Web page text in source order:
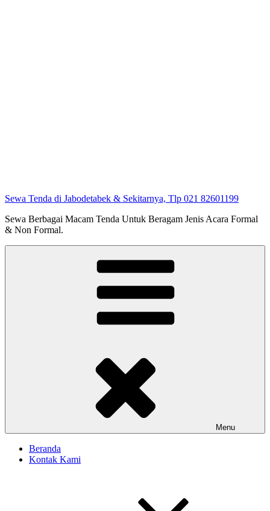
Sewa Tenda di Jabodetabek & Sekitarnya, Tlp 021 82601199
Sewa Berbagai Macam Tenda Untuk Beragam Jenis Acara Formal
& Non Formal.
Menu
Beranda
Kontak Kami